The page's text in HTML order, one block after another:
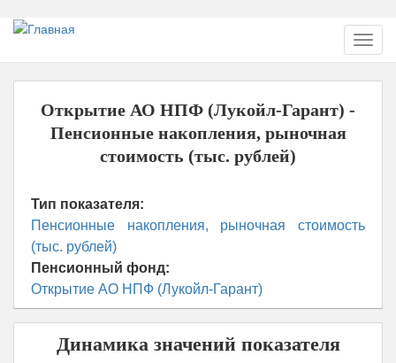
Перейти
основному
содержанию
Открытие АО НПФ (Лукойл-Гарант) -
Пенсионные накопления, рыночная
стоимость (тыс. рублей)
Тип показателя:
Пенсионные накопления, рыночная стоимость
(тыс. рублей)
Пенсионный фонд:
Открытие АО НПФ (Лукойл-Гарант)
Динамика значений показателя